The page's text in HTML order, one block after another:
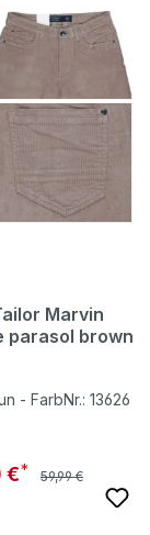
Marvin
parasol brown
- FarbNr.: 13626
€ Regulärer Preis:
59,99 €